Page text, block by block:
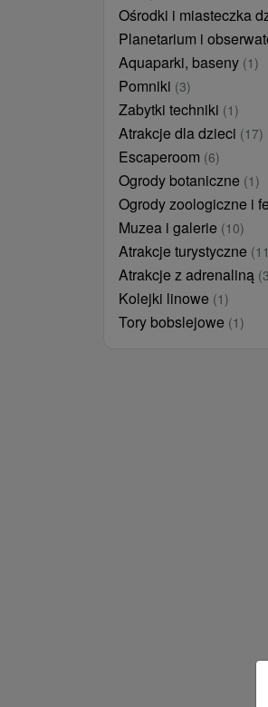
Ośrodki i miasteczka
Planetarium i
Aquaparki, baseny (1)
Pomniki (3)
Zabytki techniki (1)
Atrakcje dla dzieci (17)
Escaperoom (6)
Ogrody botaniczne (1)
Ogrody zoologiczne i
Muzea i galerie (10)
Atrakcje turystyczne
Atrakcje z adrenaliną
Kolejki linowe (1)
Tory bobslejowe (1)